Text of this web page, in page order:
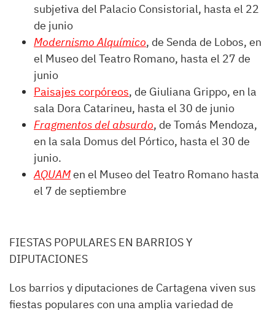
subjetiva del Palacio Consistorial, hasta el 22
de junio
Modernismo Alquímico, de Senda de Lobos, en
el Museo del Teatro Romano, hasta el 27 de
junio
Paisajes corpóreos, de Giuliana Grippo, en la
sala Dora Catarineu, hasta el 30 de junio
Fragmentos del absurdo, de Tomás Mendoza,
en la sala Domus del Pórtico, hasta el 30 de
junio.
AQUAMen el Museo del Teatro Romano hasta
el 7 de septiembre
FIESTAS POPULARES EN BARRIOS Y
DIPUTACIONES
Los barrios y diputaciones de Cartagena viven sus
fiestas populares con una amplia variedad de